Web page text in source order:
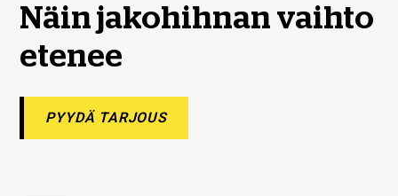
Näin jakohihnan vaihto
etenee
PYYDÄ TARJOUS